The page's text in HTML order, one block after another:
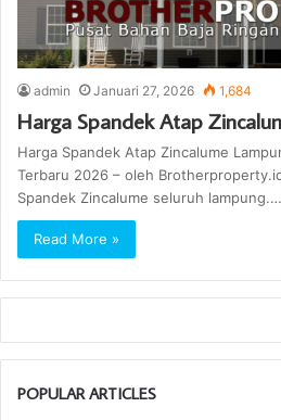
admin Januari 27, 2026 1,684
Harga Spandek Atap
Harga Spandek Atap Zincalume
Terbaru 2026 – oleh
Spandek Zincalume seluruh lampung.…
Read More »
POPULAR ARTICLES